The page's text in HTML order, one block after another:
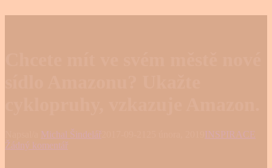
Michal Šindelář
INSPIRACE
Žádný komentář